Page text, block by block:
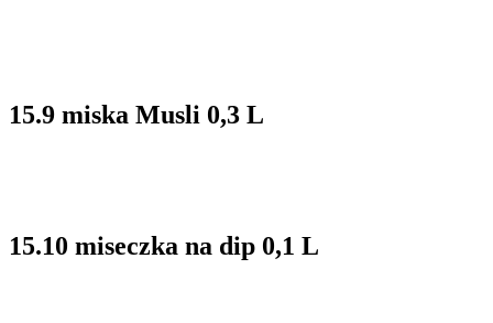
15.9 miska Musli 0,3 L
15.10 miseczka na dip 0,1 L